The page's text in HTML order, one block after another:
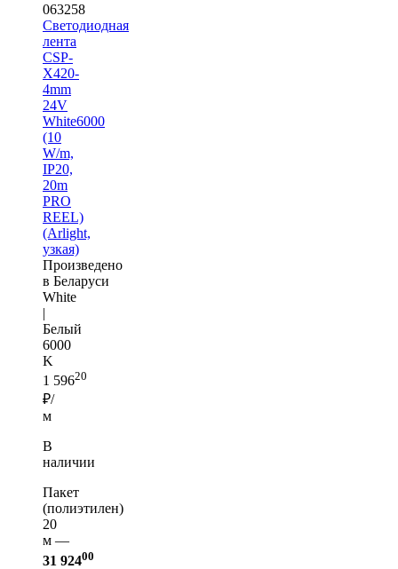
063258
Светодиодная
лента
CSP-
X420-
4mm
24V
White6000
(10
W/m,
IP20,
20m
PRO
REEL)
(Arlight,
узкая)
Произведено
в Беларуси
White
|
Белый
6000
K
1 59620
₽/
м
В
наличии
Пакет
(полиэтилен)
20
м —
31 92400